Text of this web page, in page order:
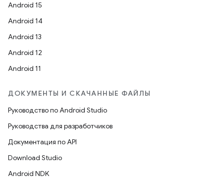
Android 15
Android 14
Android 13
Android 12
Android 11
ДОКУМЕНТЫ И СКАЧАННЫЕ ФАЙЛЫ
Руководство по Android Studio
Руководства для разработчиков
Документация по API
Download Studio
Android NDK